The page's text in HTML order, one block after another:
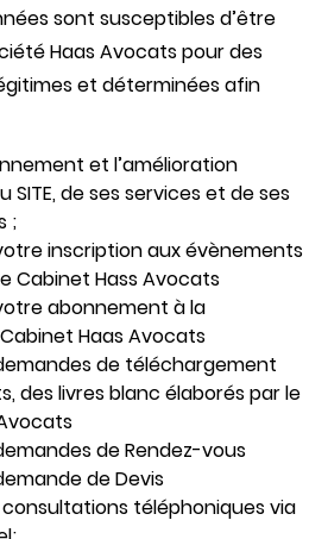
sont susceptibles d’être
Haas Avocats pour des
et déterminées afin
et l’amélioration
SITE, de ses services et de ses
;
inscription aux évènements
Cabinet Hass Avocats
abonnement à la
Haas Avocats
de téléchargement
des livres blanc élaborés par le
de Rendez-vous
de Devis
téléphoniques via